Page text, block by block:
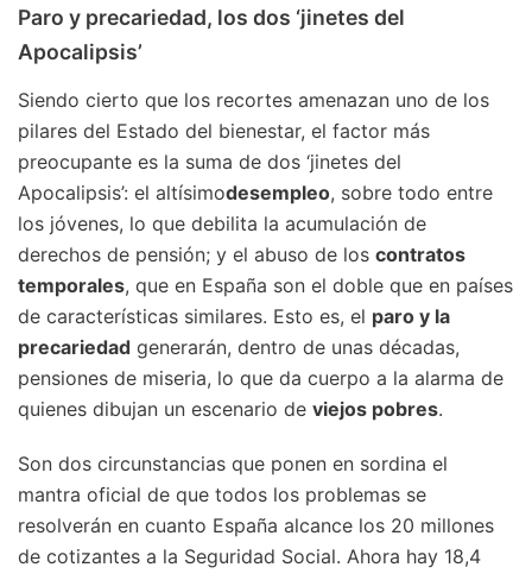
Paro y precariedad, los dos ‘jinetes del
Apocalipsis’
Siendo cierto que los recortes amenazan uno de los
pilares del Estado del bienestar, el factor más
preocupante es la suma de dos ‘jinetes del
Apocalipsis’: el altísimodesempleo, sobre todo entre
los jóvenes, lo que debilita la acumulación de
derechos de pensión; y el abuso de los contratos
temporales, que en España son el doble que en países
de características similares. Esto es, el paro y la
precariedad generarán, dentro de unas décadas,
pensiones de miseria, lo que da cuerpo a la alarma de
quienes dibujan un escenario de viejos pobres.
Son dos circunstancias que ponen en sordina el
mantra oficial de que todos los problemas se
resolverán en cuanto España alcance los 20 millones
de cotizantes a la Seguridad Social. Ahora hay 18,4